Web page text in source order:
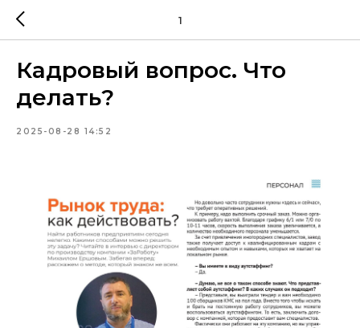
1
Кадровый вопрос. Что
делать?
2025-08-28 14:52